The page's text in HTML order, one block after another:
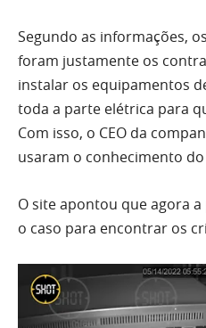
Segundo as informações,
foram justamente os
instalar os equipamentos
toda a parte elétrica para
Com isso, o CEO da
usaram o conhecimento
O site apontou que agora
o caso para encontrar os